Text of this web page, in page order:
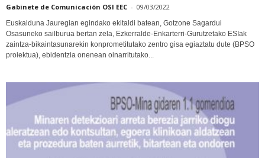
Gabinete de Comunicación OSI EEC - 09/03/2022
Euskalduna Jauregian egindako ekitaldi batean, Gotzone Sagardui
Osasuneko sailburua bertan zela, Ezkerralde-Enkarterri-Gurutzetako ESIak
zaintza-bikaintasunarekin konprometitutako zentro gisa egiaztatu dute (BPSO
proiektua), ebidentzia onenean oinarritutako...